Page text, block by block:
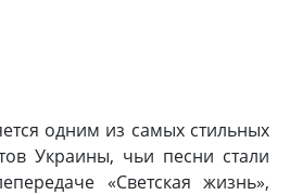
одним из самых стильных
Украины, чьи песни стали
«Светская жизнь»,